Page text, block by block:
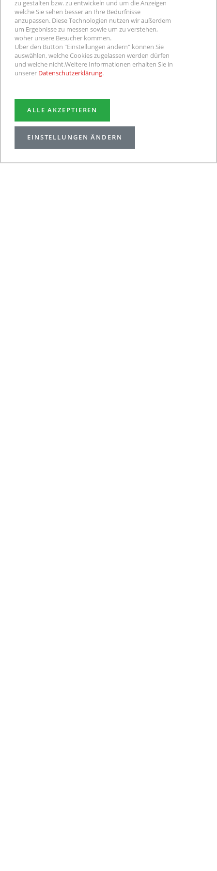
Hier gibtsaktuelle Aktionen und
Rabatterund um Mode, Wäsche, Schuhe
und Taschen!
zu gestalten bzw. zu entwickeln und um die Anzeigen
welche Sie sehen besser an Ihre Bedürfnisse
anzupassen. Diese Technologien nutzen wir außerdem
um Ergebnisse zu messen sowie um zu verstehen,
woher unsere Besucher kommen.
Über den Button "Einstellungen ändern" können Sie
auswählen, welche Cookies zugelassen werden dürfen
und welche nicht.Weitere Informationen erhalten Sie in
unserer Datenschutzerklärung.
ALLE AKZEPTIEREN
EINSTELLUNGEN ÄNDERN